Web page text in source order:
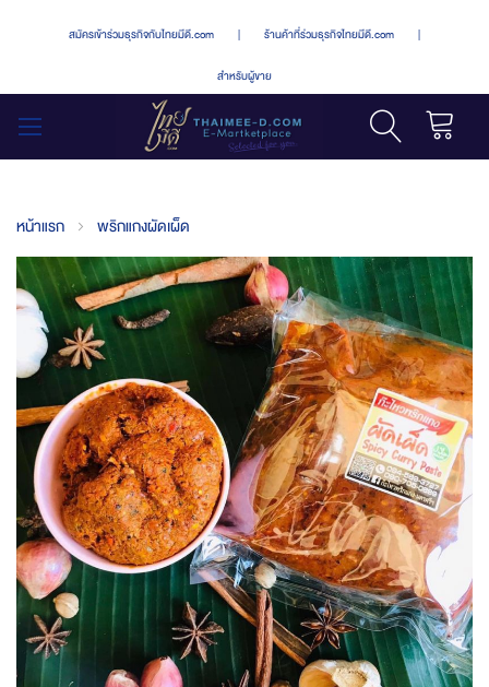
สมัครเข้าร่วมธุรกิจกับไทยมีดี.com | ร้านค้าที่ร่วมธุรกิจไทยมีดี.com |
สำหรับผู้ขาย
หน้าแรก พริกแกงผัดเผ็ด
Skip
to
the
end
of
the
images
gallery